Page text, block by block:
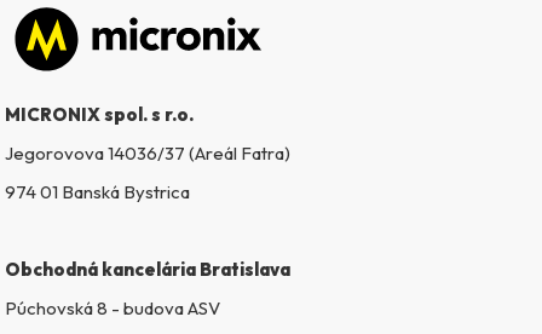
Zápätie
MICRONIX spol. s r.o.
Jegorovova 14036/37 (Areál Fatra)
974 01 Banská Bystrica
Obchodná kancelária Bratislava
Púchovská 8 - budova ASV